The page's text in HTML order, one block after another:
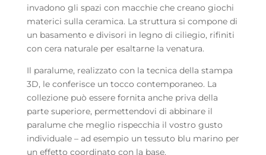
invadono gli spazi con macchie che creano giochi
materici sulla ceramica. La struttura si compone di
un basamento e divisori in legno di ciliegio, rifiniti
con cera naturale per esaltarne la venatura.
Il paralume, realizzato con la tecnica della stampa
3D, le conferisce un tocco contemporaneo. La
collezione può essere fornita anche priva della
parte superiore, permettendovi di abbinare il
paralume che meglio rispecchia il vostro gusto
individuale – ad esempio un tessuto blu marino per
un effetto coordinato con la base.